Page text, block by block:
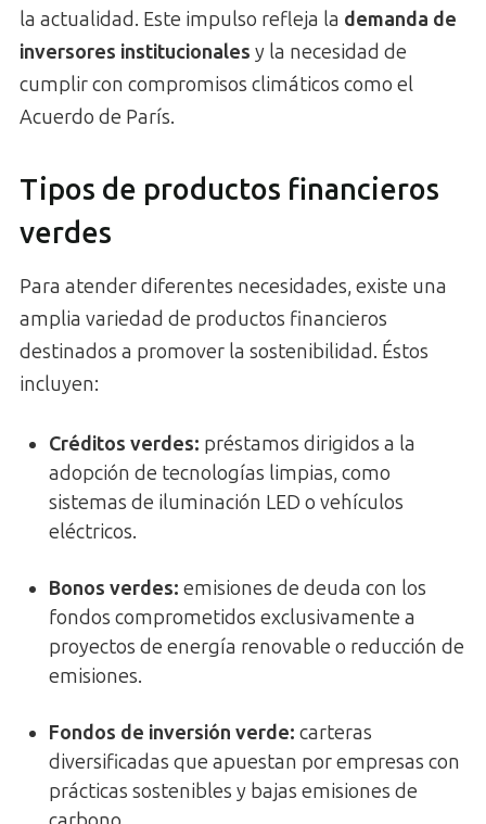
la actualidad. Este impulso refleja la demanda de
inversores institucionales y la necesidad de
cumplir con compromisos climáticos como el
Acuerdo de París.
Tipos de productos financieros
verdes
Para atender diferentes necesidades, existe una
amplia variedad de productos financieros
destinados a promover la sostenibilidad. Éstos
incluyen:
Créditos verdes: préstamos dirigidos a la
adopción de tecnologías limpias, como
sistemas de iluminación LED o vehículos
eléctricos.
Bonos verdes: emisiones de deuda con los
fondos comprometidos exclusivamente a
proyectos de energía renovable o reducción de
emisiones.
Fondos de inversión verde: carteras
diversificadas que apuestan por empresas con
prácticas sostenibles y bajas emisiones de